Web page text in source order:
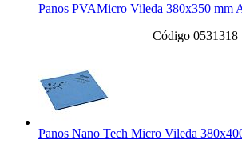
Panos PVAMicro Vileda 380x350 mm
Código 0531318
Panos Nano Tech Micro Vileda